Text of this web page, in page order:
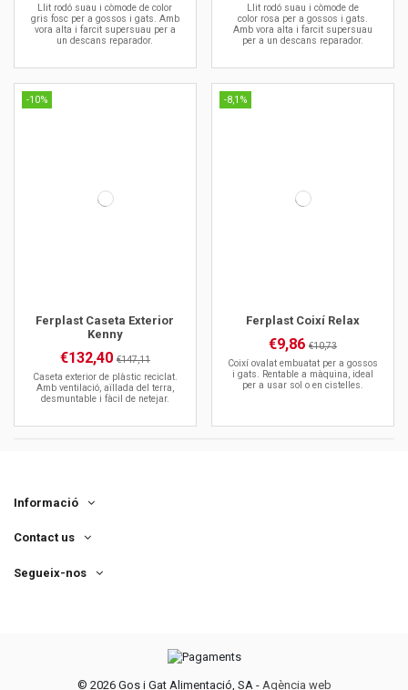
Llit rodó suau i còmode de color
gris fosc per a gossos i gats. Amb
vora alta i farcit supersuau per a
un descans reparador.
Llit rodó suau i còmode de
color rosa per a gossos i gats.
Amb vora alta i farcit supersuau
per a un descans reparador.
-10%
Ferplast Caseta Exterior
Kenny
€132,40 €147,11
Caseta exterior de plàstic reciclat.
Amb ventilació, aïllada del terra,
desmuntable i fàcil de netejar.
-8,1%
Ferplast Coixí Relax
€9,86€10,73
Coixí ovalat embuatat per a gossos
i gats. Rentable a màquina, ideal
per a usar sol o en cistelles.
Informació
Contact us
Segueix-nos
© 2026 Gos i Gat Alimentació, SA - Agència web